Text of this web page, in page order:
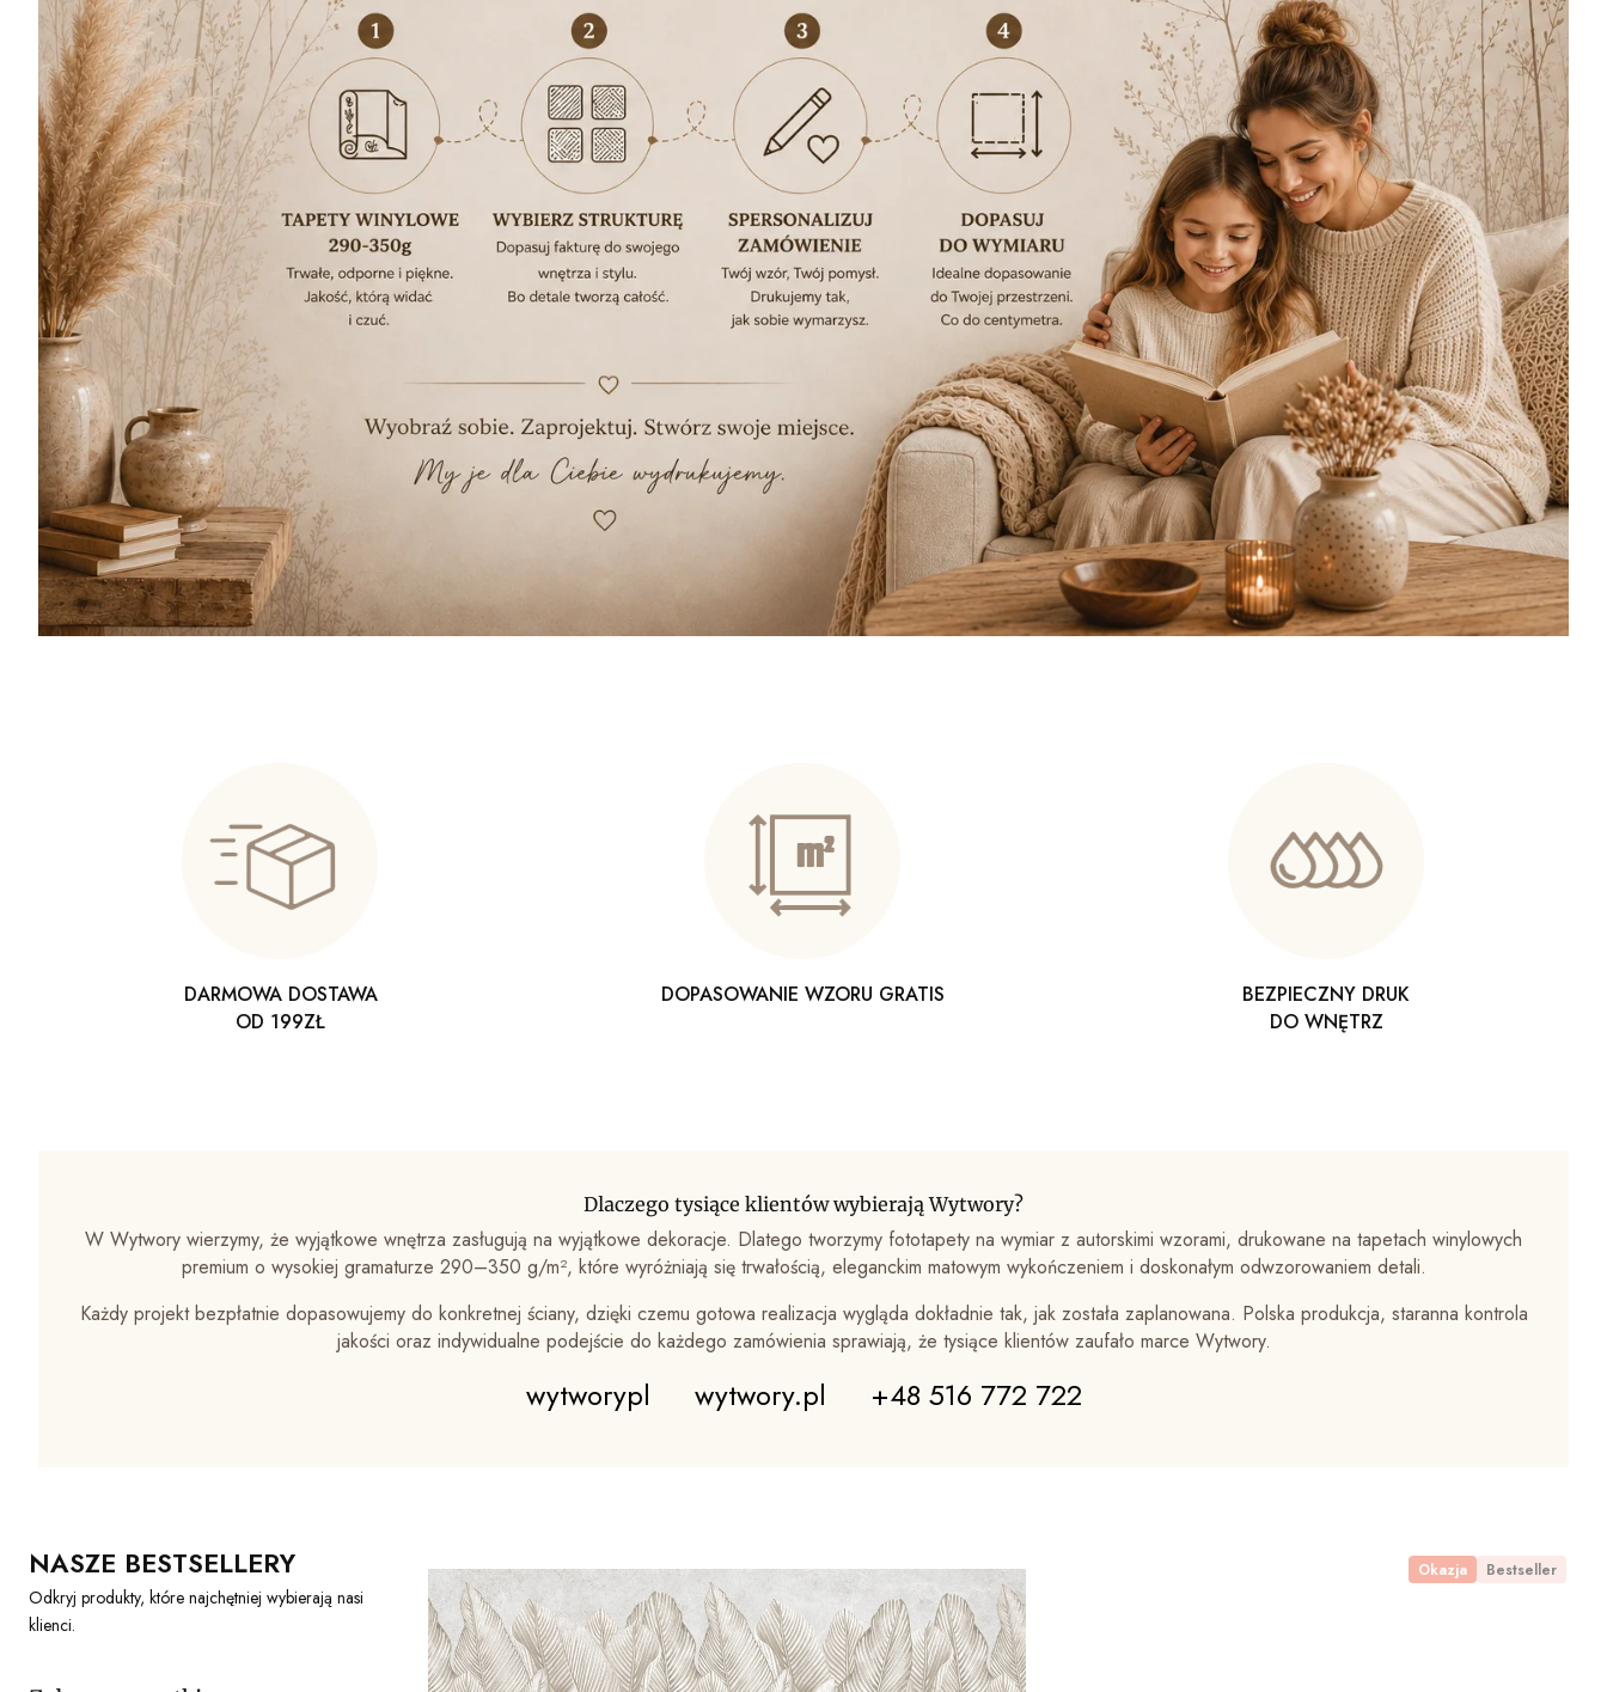
DARMOWA DOSTAWA
OD 199ZŁ
DOPASOWANIE WZORU GRATIS
BEZPIECZNY DRUK
DO WNĘTRZ
Dlaczego tysiące klientów wybierają Wytwory?
W Wytwory wierzymy, że wyjątkowe wnętrza zasługują na wyjątkowe dekoracje. Dlatego tworzymy fototapety na wymiar z autorskimi wzorami, drukowane na tapetach winylowych
premium o wysokiej gramaturze 290–350 g/m², które wyróżniają się trwałością, eleganckim matowym wykończeniem i doskonałym odwzorowaniem detali.
Każdy projekt bezpłatnie dopasowujemy do konkretnej ściany, dzięki czemu gotowa realizacja wygląda dokładnie tak, jak została zaplanowana. Polska produkcja, staranna kontrola
jakości oraz indywidualne podejście do każdego zamówienia sprawiają, że tysiące klientów zaufało marce Wytwory.
wytworypl wytwory.pl +48 516 772 722
NASZE BESTSELLERY
Odkryj produkty, które najchętniej wybierają nasi
klienci.
Okazja Bestseller